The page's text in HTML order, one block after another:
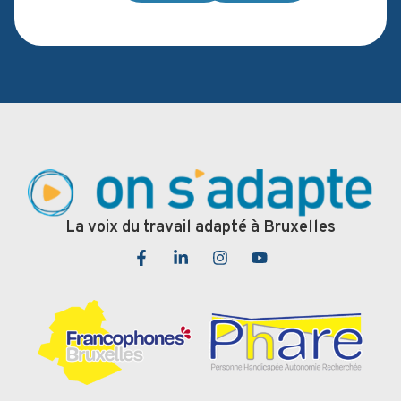
La voix du travail adapté à Bruxelles